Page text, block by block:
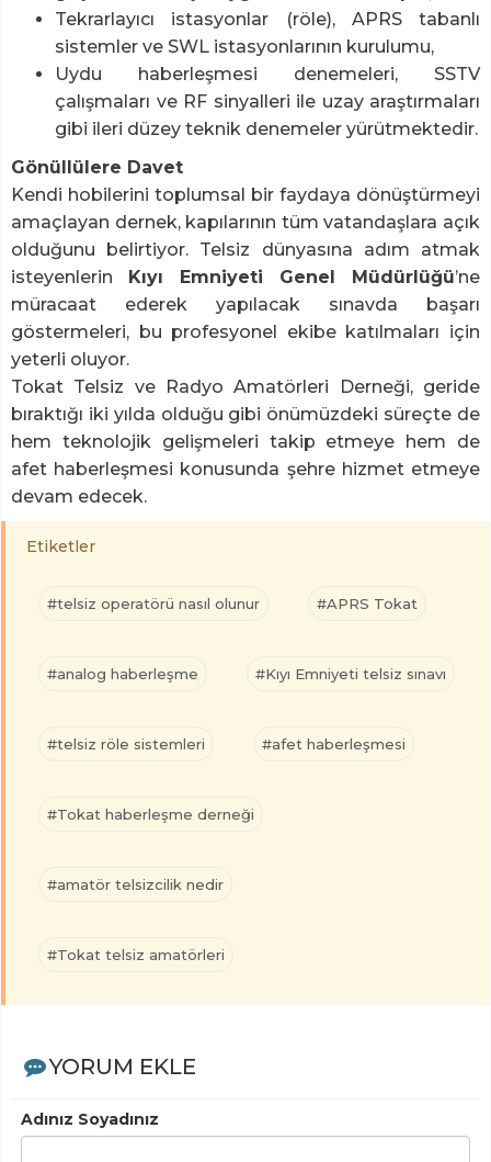
Tekrarlayıcı istasyonlar (röle), APRS tabanlı
sistemler ve SWL istasyonlarının kurulumu,
Uydu haberleşmesi denemeleri, SSTV
çalışmaları ve RF sinyalleri ile uzay araştırmaları
gibi ileri düzey teknik denemeler yürütmektedir.
Gönüllülere Davet
Kendi hobilerini toplumsal bir faydaya dönüştürmeyi
amaçlayan dernek, kapılarının tüm vatandaşlara açık
olduğunu belirtiyor. Telsiz dünyasına adım atmak
isteyenlerin Kıyı Emniyeti Genel Müdürlüğü’ne
müracaat ederek yapılacak sınavda başarı
göstermeleri, bu profesyonel ekibe katılmaları için
yeterli oluyor.
Tokat Telsiz ve Radyo Amatörleri Derneği, geride
bıraktığı iki yılda olduğu gibi önümüzdeki süreçte de
hem teknolojik gelişmeleri takip etmeye hem de
afet haberleşmesi konusunda şehre hizmet etmeye
devam edecek.
Etiketler
#telsiz operatörü nasıl olunur #APRS Tokat
#analog haberleşme #Kıyı Emniyeti telsiz sınavı
#telsiz röle sistemleri #afet haberleşmesi
#Tokat haberleşme derneği
#amatör telsizcilik nedir
#Tokat telsiz amatörleri
YORUM EKLE
Adınız Soyadınız